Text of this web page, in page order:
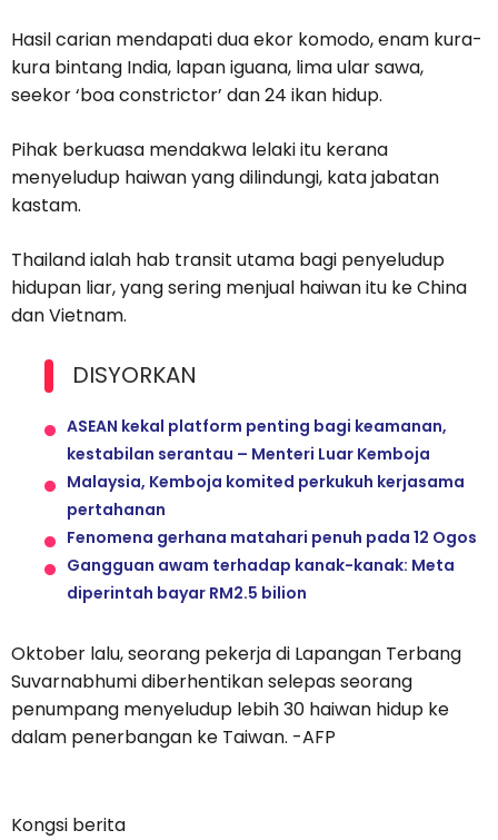
Hasil carian mendapati dua ekor komodo, enam kura-
kura bintang India, lapan iguana, lima ular sawa,
seekor ‘boa constrictor’ dan 24 ikan hidup.
Pihak berkuasa mendakwa lelaki itu kerana
menyeludup haiwan yang dilindungi, kata jabatan
kastam.
Thailand ialah hab transit utama bagi penyeludup
hidupan liar, yang sering menjual haiwan itu ke China
dan Vietnam.
DISYORKAN
ASEAN kekal platform penting bagi keamanan,
kestabilan serantau – Menteri Luar Kemboja
Malaysia, Kemboja komited perkukuh kerjasama
pertahanan
Fenomena gerhana matahari penuh pada 12 Ogos
Gangguan awam terhadap kanak-kanak: Meta
diperintah bayar RM2.5 bilion
Oktober lalu, seorang pekerja di Lapangan Terbang
Suvarnabhumi diberhentikan selepas seorang
penumpang menyeludup lebih 30 haiwan hidup ke
dalam penerbangan ke Taiwan. -AFP
Kongsi berita